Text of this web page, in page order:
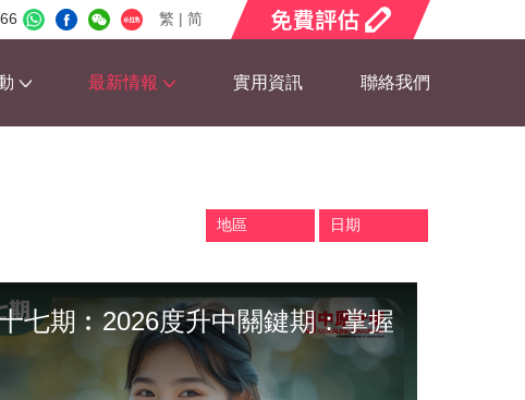
繁 | 简
最新情報 實用資訊 聯絡我們
×
七期︰2026度升中關鍵期：掌握